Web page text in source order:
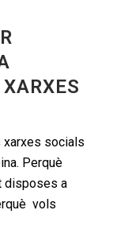
xarxes socials
Perquè
disposes a
vols